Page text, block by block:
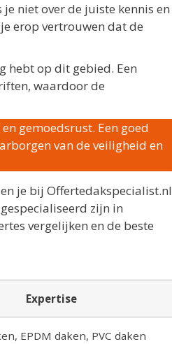
niet over de juiste kennis en
erop vertrouwen dat de
hebt op dit gebied. Een
waardoor de
gemoedsrust. Een goed
van de veiligheid en
je bij Offertedakspecialist.nl
zijn in
vergelijken en de beste
Expertise
EPDM daken, PVC daken